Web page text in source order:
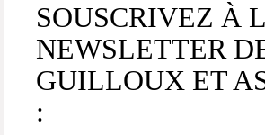
SOUSCRIVEZ À
NEWSLETTER
GUILLOUX ET
: